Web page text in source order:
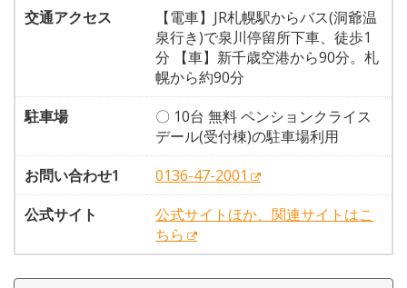
交通アクセス
【電車】JR札幌駅からバス(洞爺温
泉行き)で泉川停留所下車、徒歩1
分 【車】新千歳空港から90分。札
幌から約90分
駐車場
〇 10台 無料 ペンションクライス
デール(受付棟)の駐車場利用
お問い合わせ1
0136-47-2001
公式サイト
公式サイトほか、関連サイトはこ
ちら